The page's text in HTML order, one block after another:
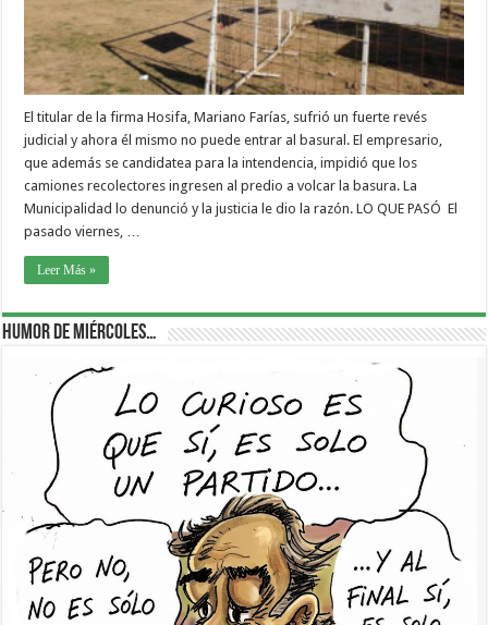
El titular de la firma Hosifa, Mariano Farías, sufrió un fuerte revés
judicial y ahora él mismo no puede entrar al basural. El empresario,
que además se candidatea para la intendencia, impidió que los
camiones recolectores ingresen al predio a volcar la basura. La
Municipalidad lo denunció y la justicia le dio la razón. LO QUE PASÓ El
pasado viernes, …
Leer Más »
Humor de Miércoles…